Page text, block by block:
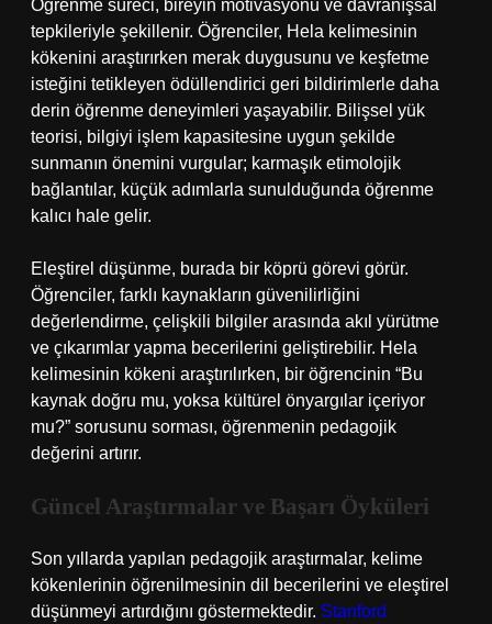
Öğrenme süreci, bireyin motivasyonu ve davranışsal
tepkileriyle şekillenir. Öğrenciler, Hela kelimesinin
kökenini araştırırken merak duygusunu ve keşfetme
isteğini tetikleyen ödüllendirici geri bildirimlerle daha
derin öğrenme deneyimleri yaşayabilir. Bilişsel yük
teorisi, bilgiyi işlem kapasitesine uygun şekilde
sunmanın önemini vurgular; karmaşık etimolojik
bağlantılar, küçük adımlarla sunulduğunda öğrenme
kalıcı hale gelir.
Eleştirel düşünme, burada bir köprü görevi görür.
Öğrenciler, farklı kaynakların güvenilirliğini
değerlendirme, çelişkili bilgiler arasında akıl yürütme
ve çıkarımlar yapma becerilerini geliştirebilir. Hela
kelimesinin kökeni araştırılırken, bir öğrencinin “Bu
kaynak doğru mu, yoksa kültürel önyargılar içeriyor
mu?” sorusunu sorması, öğrenmenin pedagojik
değerini artırır.
Güncel Araştırmalar ve Başarı Öyküleri
Son yıllarda yapılan pedagojik araştırmalar, kelime
kökenlerinin öğrenilmesinin dil becerilerini ve eleştirel
düşünmeyi artırdığını göstermektedir. Stanford